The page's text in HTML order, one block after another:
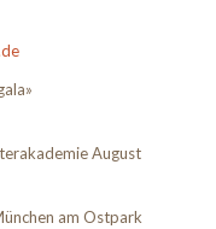
August
am Ostpark